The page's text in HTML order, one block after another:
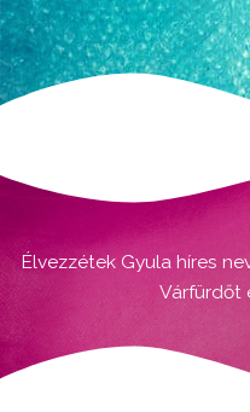
Élvezzétek Gyula híres
Várfürdőt